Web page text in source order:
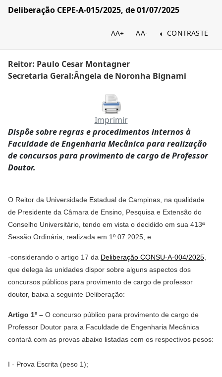
Deliberação CEPE-A-015/2025, de 01/07/2025
AA+ AA- CONTRASTE
Reitor: Paulo Cesar Montagner
Secretaria Geral:Ângela de Noronha Bignami
Imprimir
Dispõe sobre regras e procedimentos internos à
Faculdade de Engenharia Mecânica para realização
de concursos para provimento de cargo de Professor
Doutor.
O Reitor da Universidade Estadual de Campinas, na qualidade
de Presidente da Câmara de Ensino, Pesquisa e Extensão do
Conselho Universitário, tendo em vista o decidido em sua 413ª
Sessão Ordinária, realizada em 1º.07.2025, e
-considerando o artigo 17 da Deliberação CONSU-A-004/2025
que delega às unidades dispor sobre alguns aspectos dos
concursos públicos para provimento de cargo de professor
doutor, baixa a seguinte Deliberação:
Artigo 1º – O concurso público para provimento de cargo de
Professor Doutor para a Faculdade de Engenharia Mecânica
contará com as provas abaixo listadas com os respectivos pesos:
I - Prova Escrita (peso 1);